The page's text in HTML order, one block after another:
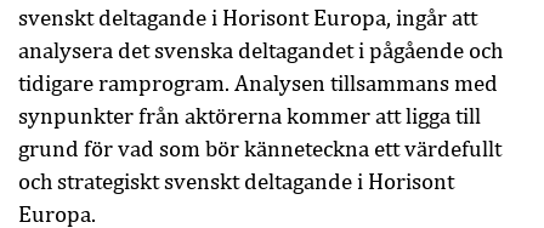
svenskt deltagande i Horisont Europa, ingår att
analysera det svenska deltagandet i pågående och
tidigare ramprogram. Analysen tillsammans med
synpunkter från aktörerna kommer att ligga till
grund för vad som bör känneteckna ett värdefullt
och strategiskt svenskt deltagande i Horisont
Europa.